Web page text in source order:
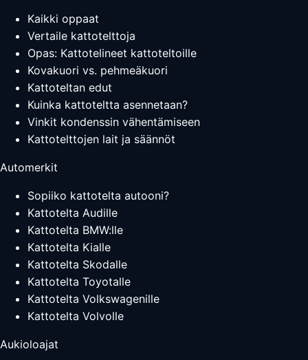
Kaikki oppaat
Vertaile kattotelttoja
Opas: Kattotelineet kattoteltoille
Kovakuori vs. pehmeäkuori
Kattoteltan edut
Kuinka kattoteltta asennetaan?
Vinkit kondenssin vähentämiseen
Kattotelttojen lait ja säännöt
Automerkit
Sopiiko kattotelta autooni?
Kattotelta Audille
Kattotelta BMW:lle
Kattotelta Kialle
Kattotelta Skodalle
Kattotelta Toyotalle
Kattotelta Volkswagenille
Kattotelta Volvolle
Aukioloajat